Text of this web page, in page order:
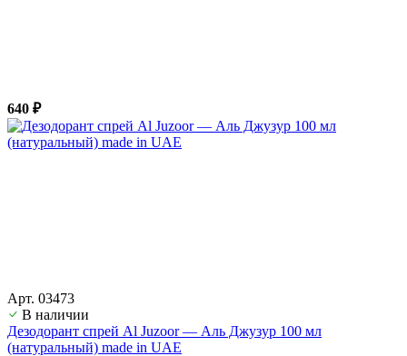
640 ₽
Арт. 03473
В наличии
Дезодорант спрей Al Juzoor — Аль Джузур 100 мл
(натуральный) made in UAE